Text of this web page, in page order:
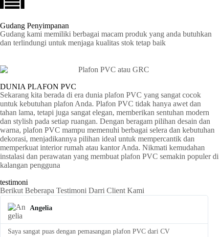
Gudang Penyimpanan
Gudang kami memiliki berbagai macam produk yang anda butuhkan
dan terlindungi untuk menjaga kualitas stok tetap baik
DUNIA PLAFON PVC
Sekarang kita berada di era dunia plafon PVC yang sangat cocok
untuk kebutuhan plafon Anda. Plafon PVC tidak hanya awet dan
tahan lama, tetapi juga sangat elegan, memberikan sentuhan modern
dan stylish pada setiap ruangan. Dengan beragam pilihan desain dan
warna, plafon PVC mampu memenuhi berbagai selera dan kebutuhan
dekorasi, menjadikannya pilihan ideal untuk mempercantik dan
memperkuat interior rumah atau kantor Anda. Nikmati kemudahan
instalasi dan perawatan yang membuat plafon PVC semakin populer di
kalangan pengguna
testimoni
Berikut Beberapa Testimoni Darri Client Kami
Angelia
Saya sangat puas dengan pemasangan plafon PVC dari CV